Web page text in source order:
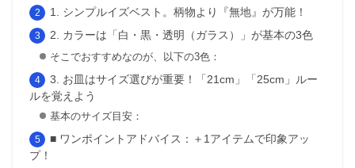
1. シンプルイズベスト。柄物より『無地』が万能！
2. カラーは「白・黒・透明（ガラス）」が基本の3色
そこでおすすめなのが、以下の3色：
3. お皿はサイズ選びが重要！「21cm」「25cm」ルー
ルを覚えよう
基本のサイズ目安：
■ ワンポイントアドバイス：＋1アイテムで印象アッ
プ！